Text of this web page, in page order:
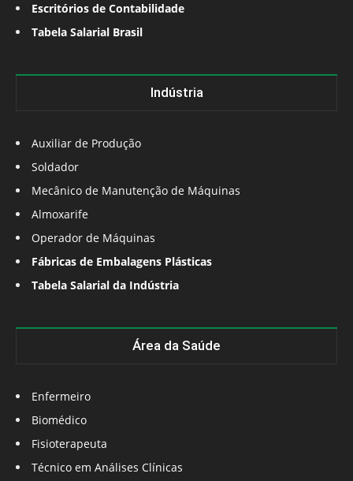
Escritórios de Contabilidade
Tabela Salarial Brasil
Indústria
Auxiliar de Produção
Soldador
Mecânico de Manutenção de Máquinas
Almoxarife
Operador de Máquinas
Fábricas de Embalagens Plásticas
Tabela Salarial da Indústria
Área da Saúde
Enfermeiro
Biomédico
Fisioterapeuta
Técnico em Análises Clínicas